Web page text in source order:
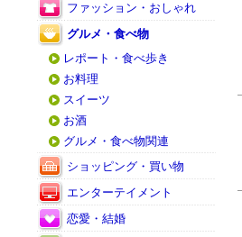
ファッション・おしゃれ
グルメ・食べ物
レポート・食べ歩き
お料理
スイーツ
お酒
グルメ・食べ物関連
ショッピング・買い物
エンターテイメント
恋愛・結婚